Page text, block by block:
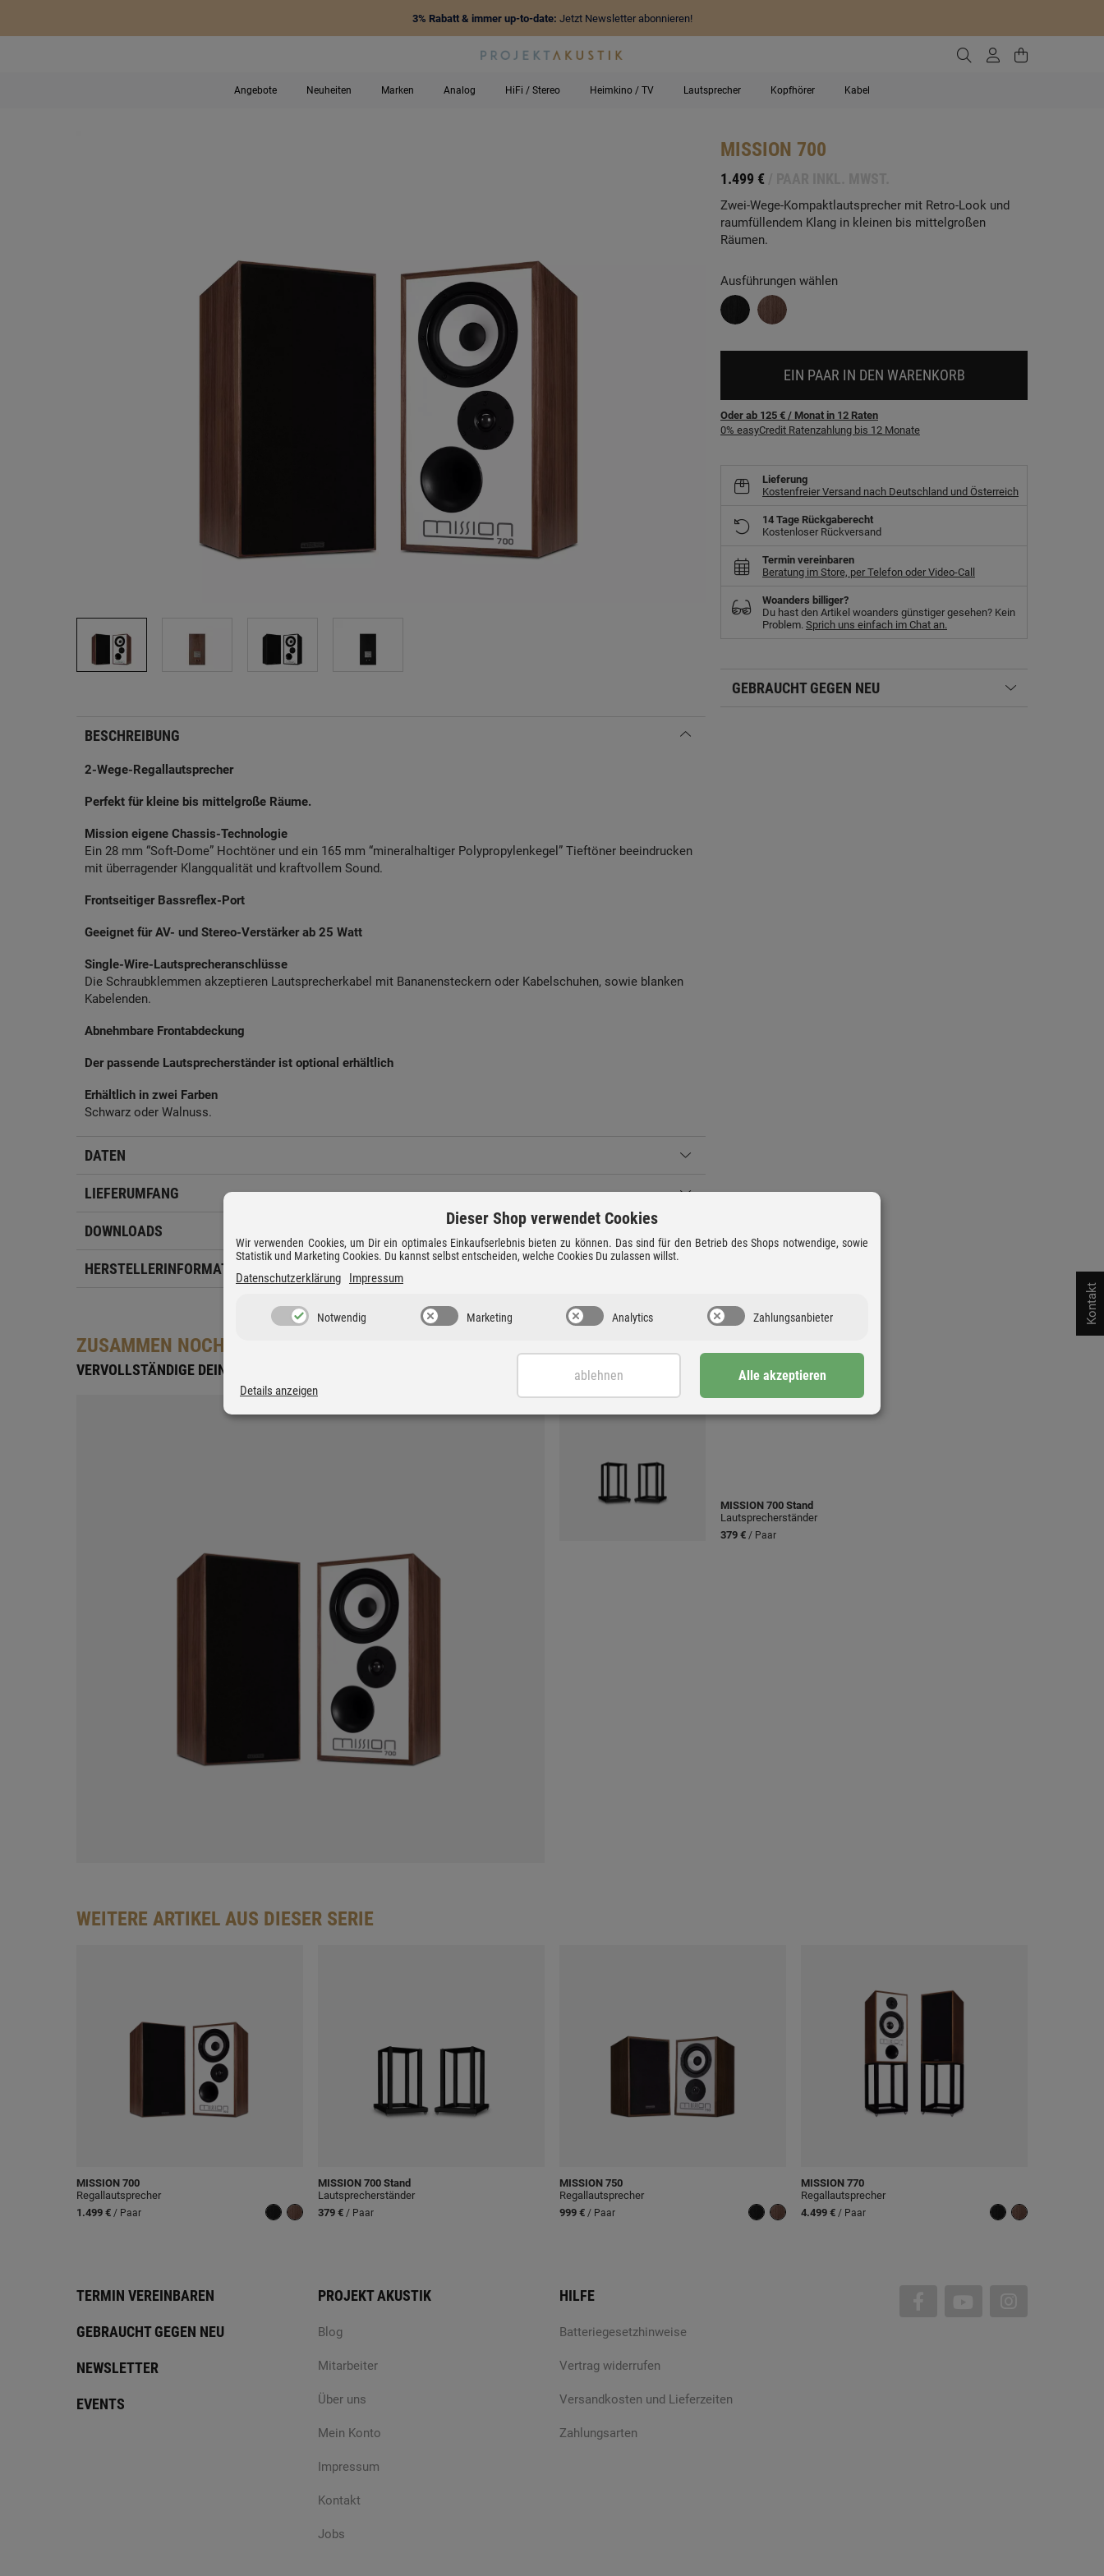
3% Rabatt & immer up-to-date: Jetzt Newsletter abonnieren!
Zur Suche gehen
ZumZum
Angebote Neuheiten Marken Analog HiFi / Stereo Heimkino / TV Lautsprecher Kopfhörer Kabel
BESCHREIBUNG
2-Wege-Regallautsprecher
Perfekt für kleine bis mittelgroße Räume.
Mission eigene Chassis-Technologie
Ein 28 mm “Soft-Dome” Hochtöner und ein 165 mm “mineralhaltiger Polypropylenkegel” Tieftöner beeindrucken
mit überragender Klangqualität und kraftvollem Sound.
Frontseitiger Bassreflex-Port
Geeignet für AV- und Stereo-Verstärker ab 25 Watt
Single-Wire-Lautsprecheranschlüsse
Die Schraubklemmen akzeptieren Lautsprecherkabel mit Bananensteckern oder Kabelschuhen, sowie blanken
Kabelenden.
Abnehmbare Frontabdeckung
Der passende Lautsprecherständer ist optional erhältlich
Erhältlich in zwei Farben
Schwarz oder Walnuss.
DATEN
LIEFERUMFANG
DOWNLOADS
HERSTELLERINFORMATIONEN
MISSION 700
1.499 €
Zwei-Wege-Kompaktlautsprecher mit Retro-Look und
raumfüllendem Klang in kleinen bis mittelgroßen
Räumen.
Ausführungen wählen
EIN PAAR IN DEN WARENKORB
Oder ab 125 € / Monat in 12 Raten
0% easyCredit Ratenzahlung bis 12 Monate
Lieferung
Kostenfreier Versand nach Deutschland und Österreich
14 Tage Rückgaberecht
Kostenloser Rückversand
Termin vereinbaren
Beratung im Store, per Telefon oder Video-Call
Woanders billiger?
Du hast den Artikel woanders günstiger gesehen? Kein
Problem. Sprich uns einfach im Chat an.
GEBRAUCHT GEGEN NEU
ZUSAMMEN NOCH BESSER
VERVOLLSTÄNDIGE DEIN SETUP
MISSION 700 Stand
Lautsprecherständer
379 € / Paar
WEITERE ARTIKEL AUS DIESER SERIE
MISSION 700
Regallautsprecher
1.499 € / Paar
MISSION 700 Stand
Lautsprecherständer
379 € / Paar
MISSION 750
Regallautsprecher
999 € / Paar
MISSION 770
Regallautsprecher
4.499 € / Paar
TERMIN VEREINBAREN
GEBRAUCHT GEGEN NEU
NEWSLETTER
EVENTS
PROJEKT AKUSTIK
Blog
Mitarbeiter
Über uns
Mein Konto
Impressum
Kontakt
Jobs
HILFE
Batteriegesetzhinweise
Vertrag widerrufen
Versandkosten und Lieferzeiten
Zahlungsarten
Kontakt
Dieser Shop verwendet Cookies
Wir verwenden Cookies, um Dir ein optimales Einkaufserlebnis bieten zu können. Das sind für den Betrieb des Shops notwendige, sowie
Statistik und Marketing Cookies. Du kannst selbst entscheiden, welche Cookies Du zulassen willst.
Datenschutzerklärung Impressum
Notwendig Marketing Analytics Zahlungsanbieter
Details anzeigen
ablehnen Alle akzeptieren